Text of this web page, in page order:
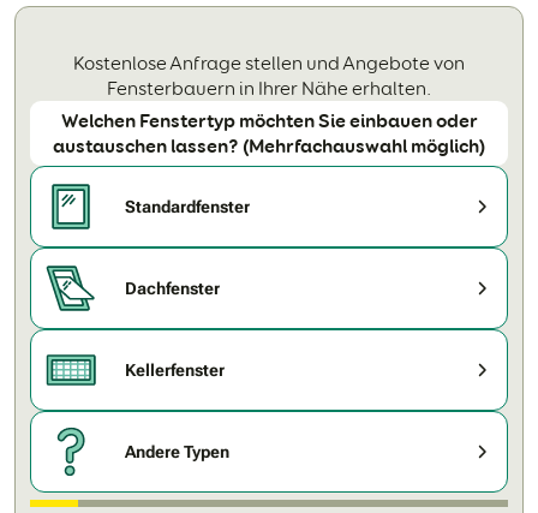
Kostenlose Anfrage stellen und Angebote von
Fensterbauern in Ihrer Nähe erhalten.
Welchen Fenstertyp möchten Sie einbauen oder
austauschen lassen? (Mehrfachauswahl möglich)
Standardfenster
Dachfenster
Kellerfenster
Andere Typen